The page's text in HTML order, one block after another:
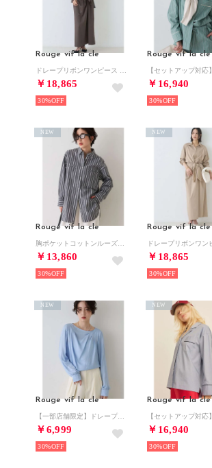
Rouge vif la cle
￥18,865
30%
Rouge vif la cle
￥16,940
30%
Rouge vif la cle
￥13,860
NEW
30%
Rouge vif la cle
￥18,865
NEW
30%
Rouge vif la cle
￥6,999
NEW
30%
Rouge vif la cle
￥16,940
NEW
30%